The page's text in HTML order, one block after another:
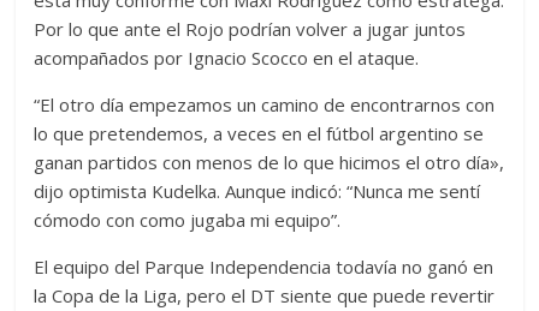
Por lo que ante el Rojo podrían volver a jugar juntos
acompañados por Ignacio Scocco en el ataque.
“El otro día empezamos un camino de encontrarnos con
lo que pretendemos, a veces en el fútbol argentino se
ganan partidos con menos de lo que hicimos el otro día»,
dijo optimista Kudelka. Aunque indicó: “Nunca me sentí
cómodo con como jugaba mi equipo”.
El equipo del Parque Independencia todavía no ganó en
la Copa de la Liga, pero el DT siente que puede revertir